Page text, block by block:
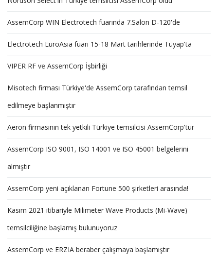
AssemCorp WIN Electrotech fuarında 7.Salon D-120'de
Electrotech EuroAsia fuarı 15-18 Mart tarihlerinde Tüyap'ta
VIPER RF ve AssemCorp İşbirliği
Misotech firması Türkiye'de AssemCorp tarafından temsil
edilmeye başlanmıştır
Aeron firmasının tek yetkili Türkiye temsilcisi AssemCorp'tur
AssemCorp ISO 9001, ISO 14001 ve ISO 45001 belgelerini
almıştır
AssemCorp yeni açıklanan Fortune 500 şirketleri arasında!
Kasım 2021 itibariyle Milimeter Wave Products (Mi-Wave)
temsilciliğine başlamış bulunuyoruz
AssemCorp ve ERZIA beraber çalışmaya başlamıştır